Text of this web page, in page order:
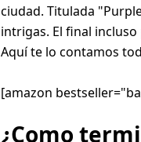
ciudad. Titulada
intrigas. El final
Aquí te lo contamos
[amazon
¿Como